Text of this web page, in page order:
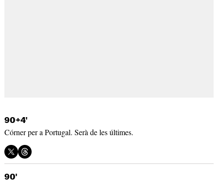
90+4'
Córner per a Portugal. Serà de les últimes.
90'